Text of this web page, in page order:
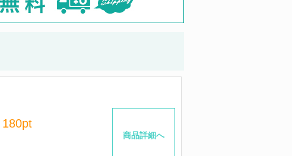
180pt
商品詳細へ